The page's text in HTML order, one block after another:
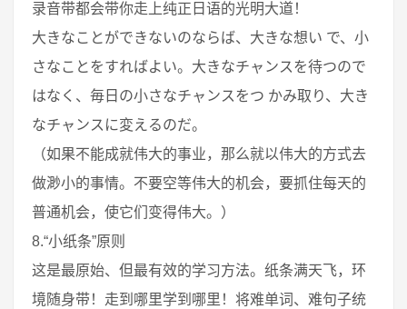
录音带都会带你走上纯正日语的光明大道！
大きなことができないのならば、大きな想い で、小
さなことをすればよい。大きなチャンスを待つので
はなく、毎日の小さなチャンスをつ かみ取り、大き
なチャンスに変えるのだ。
（如果不能成就伟大的事业，那么就以伟大的方式去
做渺小的事情。不要空等伟大的机会，要抓住每天的
普通机会，使它们变得伟大。）
8.“小纸条”原则
这是最原始、但最有效的学习方法。纸条满天飞，环
境随身带！走到哪里学到哪里！将难单词、难句子统